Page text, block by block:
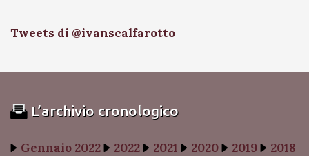
Tweets di @ivanscalfarotto
L’archivio cronologico
Gennaio 2022 2022 2021 2020 2019
2018